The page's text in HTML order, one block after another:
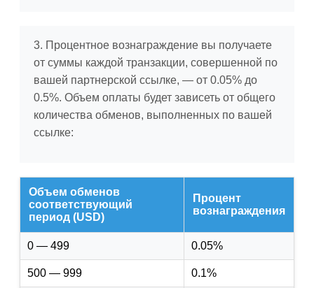
3. Процентное вознаграждение вы получаете
от суммы каждой транзакции, совершенной по
вашей партнерской ссылке, — от 0.05% до
0.5%. Объем оплаты будет зависеть от общего
количества обменов, выполненных по вашей
ссылке:
Объем обменов
соответствующий
период (USD)
Процент
вознаграждения
0 — 499 0.05%
500 — 999 0.1%